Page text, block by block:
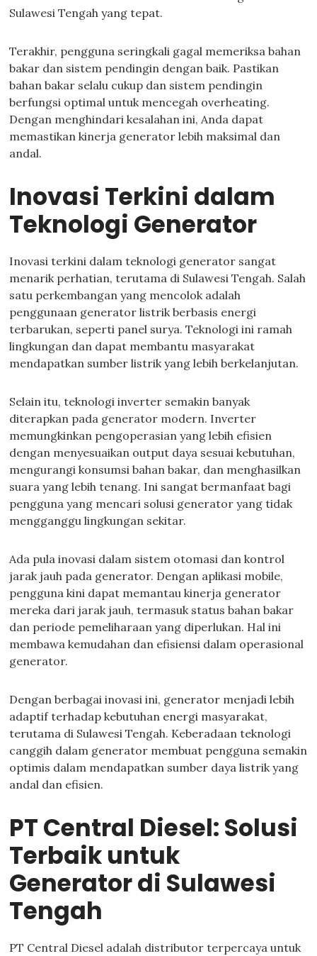
Sulawesi Tengah yang tepat.
Terakhir, pengguna seringkali gagal memeriksa bahan
bakar dan sistem pendingin dengan baik. Pastikan
bahan bakar selalu cukup dan sistem pendingin
berfungsi optimal untuk mencegah overheating.
Dengan menghindari kesalahan ini, Anda dapat
memastikan kinerja generator lebih maksimal dan
andal.
Inovasi Terkini dalam
Teknologi Generator
Inovasi terkini dalam teknologi generator sangat
menarik perhatian, terutama di Sulawesi Tengah. Salah
satu perkembangan yang mencolok adalah
penggunaan generator listrik berbasis energi
terbarukan, seperti panel surya. Teknologi ini ramah
lingkungan dan dapat membantu masyarakat
mendapatkan sumber listrik yang lebih berkelanjutan.
Selain itu, teknologi inverter semakin banyak
diterapkan pada generator modern. Inverter
memungkinkan pengoperasian yang lebih efisien
dengan menyesuaikan output daya sesuai kebutuhan,
mengurangi konsumsi bahan bakar, dan menghasilkan
suara yang lebih tenang. Ini sangat bermanfaat bagi
pengguna yang mencari solusi generator yang tidak
mengganggu lingkungan sekitar.
Ada pula inovasi dalam sistem otomasi dan kontrol
jarak jauh pada generator. Dengan aplikasi mobile,
pengguna kini dapat memantau kinerja generator
mereka dari jarak jauh, termasuk status bahan bakar
dan periode pemeliharaan yang diperlukan. Hal ini
membawa kemudahan dan efisiensi dalam operasional
generator.
Dengan berbagai inovasi ini, generator menjadi lebih
adaptif terhadap kebutuhan energi masyarakat,
terutama di Sulawesi Tengah. Keberadaan teknologi
canggih dalam generator membuat pengguna semakin
optimis dalam mendapatkan sumber daya listrik yang
andal dan efisien.
PT Central Diesel: Solusi
Terbaik untuk
Generator di Sulawesi
Tengah
PT Central Diesel adalah distributor terpercaya untuk